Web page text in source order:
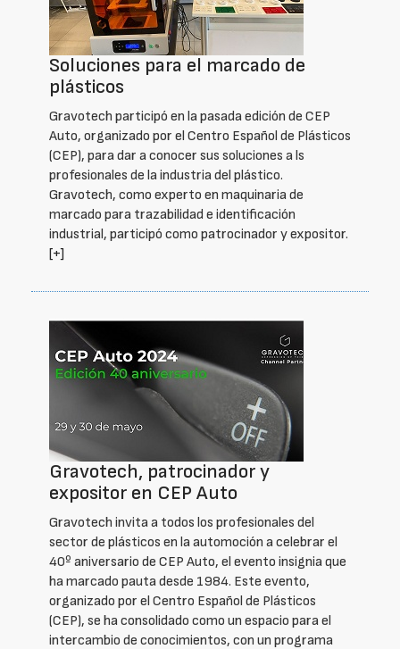
Soluciones para el marcado de
plásticos
Gravotech participó en la pasada edición de CEP
Auto, organizado por el Centro Español de Plásticos
(CEP), para dar a conocer sus soluciones a ls
profesionales de la industria del plástico.
Gravotech, como experto en maquinaria de
marcado para trazabilidad e identificación
industrial, participó como patrocinador y expositor.
[+]
Gravotech, patrocinador y
expositor en CEP Auto
Gravotech invita a todos los profesionales del
sector de plásticos en la automoción a celebrar el
40º aniversario de CEP Auto, el evento insignia que
ha marcado pauta desde 1984. Este evento,
organizado por el Centro Español de Plásticos
(CEP), se ha consolidado como un espacio para el
intercambio de conocimientos, con un programa